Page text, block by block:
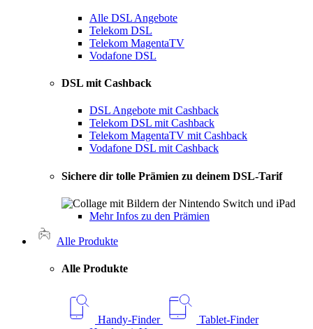
Alle DSL Angebote
Telekom DSL
Telekom MagentaTV
Vodafone DSL
DSL mit Cashback
DSL Angebote mit Cashback
Telekom DSL mit Cashback
Telekom MagentaTV mit Cashback
Vodafone DSL mit Cashback
Sichere dir tolle Prämien zu deinem DSL-Tarif
Mehr Infos zu den Prämien
Alle Produkte
Alle Produkte
Handy-Finder
Tablet-Finder